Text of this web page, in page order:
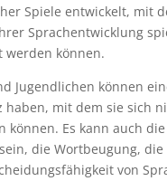
Spiele entwickelt, mit
Sprachentwicklung
werden können.
Jugendlichen können
haben, mit dem sie sich
können. Es kann auch
die Wortbeugung, die
von